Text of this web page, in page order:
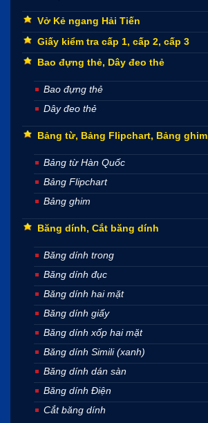
Vở Kẻ ngang Hải Tiến
Giấy kiểm tra cấp 1, cấp 2, cấp 3
Bao đựng thẻ, Dây đeo thẻ
Bao đựng thẻ
Dây đeo thẻ
Bảng từ, Bảng Flipchart, Bảng ghim
Bảng từ Hàn Quốc
Bảng Flipchart
Bảng ghim
Băng dính, Cắt băng dính
Băng dính trong
Băng dính đục
Băng dính hai mặt
Băng dính giấy
Băng dính xốp hai mặt
Băng dính Simili (xanh)
Băng dính dán sàn
Băng dính Điện
Cắt băng dính